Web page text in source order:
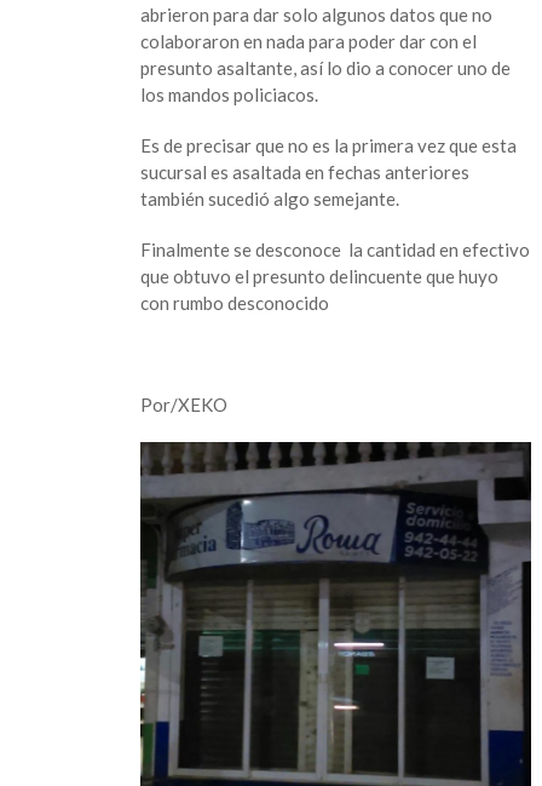
abrieron para dar solo algunos datos que no
colaboraron en nada para poder dar con el
presunto asaltante, así lo dio a conocer uno de
los mandos policiacos.
Es de precisar que no es la primera vez que esta
sucursal es asaltada en fechas anteriores
también sucedió algo semejante.
Finalmente se desconoce la cantidad en efectivo
que obtuvo el presunto delincuente que huyo
con rumbo desconocido
Por/XEKO